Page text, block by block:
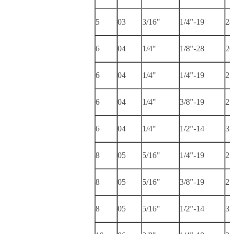
5 03 3/16" 1/4"-19
6 04 1/4" 1/8"-28
6 04 1/4" 1/4"-19
6 04 1/4" 3/8"-19
6 04 1/4" 1/2"-14
8 05 5/16" 1/4"-19
8 05 5/16" 3/8"-19
8 05 5/16" 1/2"-14